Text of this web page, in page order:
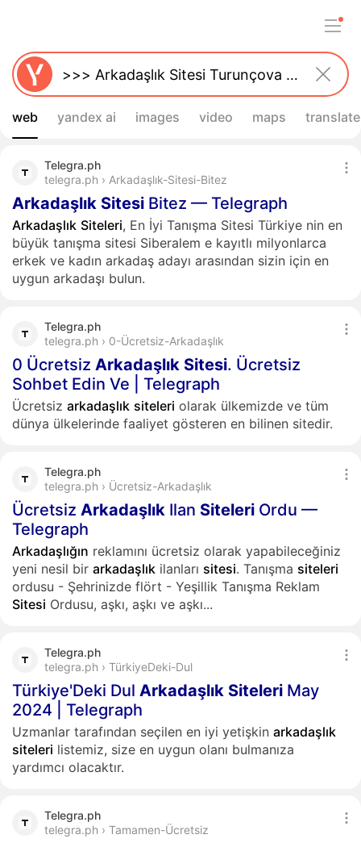
web yandex ai images video maps translate
Telegra.ph
telegra.ph › Arkadaşlık-Sitesi-Bitez
Arkadaşlık Sitesi Bitez — Telegraph
Arkadaşlık Siteleri, En İyi Tanışma Sitesi Türkiye nin en
büyük tanışma sitesi Siberalem e kayıtlı milyonlarca
erkek ve kadın arkadaş adayı arasından sizin için en
uygun arkadaşı bulun.
Telegra.ph
telegra.ph › 0-Ücretsiz-Arkadaşlık
0 Ücretsiz Arkadaşlık Sitesi. Ücretsiz
Sohbet Edin Ve | Telegraph
Ücretsiz arkadaşlık siteleri olarak ülkemizde ve tüm
dünya ülkelerinde faaliyet gösteren en bilinen sitedir.
Telegra.ph
telegra.ph › Ücretsiz-Arkadaşlık
Ücretsiz Arkadaşlık Ilan Siteleri Ordu —
Telegraph
Arkadaşlığın reklamını ücretsiz olarak yapabileceğiniz
yeni nesil bir arkadaşlık ilanları sitesi. Tanışma siteleri
ordusu - Şehrinizde flört - Yeşillik Tanışma Reklam
Sitesi Ordusu, aşkı, aşkı ve aşkı...
Telegra.ph
telegra.ph › TürkiyeDeki-Dul
Türkiye'Deki Dul Arkadaşlık Siteleri May
2024 | Telegraph
Uzmanlar tarafından seçilen en iyi yetişkin arkadaşlık
siteleri listemiz, size en uygun olanı bulmanıza
yardımcı olacaktır.
Telegra.ph
telegra.ph › Tamamen-Ücretsiz